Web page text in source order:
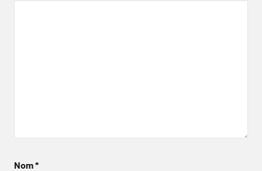
Nom*